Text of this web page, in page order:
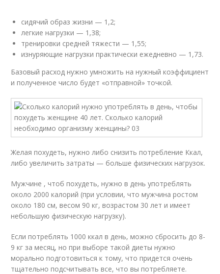
сидячий образ жизни — 1,2;
легкие нагрузки — 1,38;
тренировки средней тяжести — 1,55;
изнуряющие нагрузки практически ежедневно — 1,73.
Базовый расход нужно умножить на нужный коэффициент
и полученное число будет «отправной» точкой.
Желая похудеть, нужно либо снизить потребление Ккал,
либо увеличить затраты — больше физических нагрузок.
Мужчине , чтоб похудеть, нужно в день употреблять
около 2000 калорий (при условии, что мужчина ростом
около 180 см, весом 90 кг, возрастом 30 лет и имеет
небольшую физическую нагрузку).
Если потреблять 1000 ккал в день, можно сбросить до 8-
9 кг за месяц, но при выборе такой диеты нужно
морально подготовиться к тому, что придется очень
тщательно подсчитывать все, что вы потребляете.